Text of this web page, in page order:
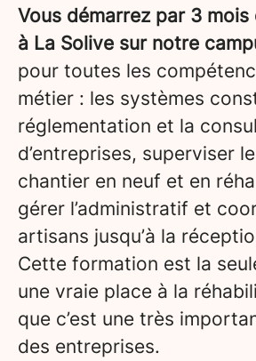
Vous démarrez par 3
à La Solive sur notre
pour toutes les
métier : les systèmes
réglementation et la
d’entreprises, superviser
chantier en neuf et en
gérer l’administratif et
artisans jusqu’à la
Cette formation est la
une vraie place à la
que c’est une très
des entreprises.